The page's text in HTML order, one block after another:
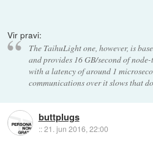
Vir pravi:
The TaihuLight one, however, is
and provides 16 GB/second of
with a latency of around 1
communications over it slows that
buttplugs
::21. jun 2016, 22:00